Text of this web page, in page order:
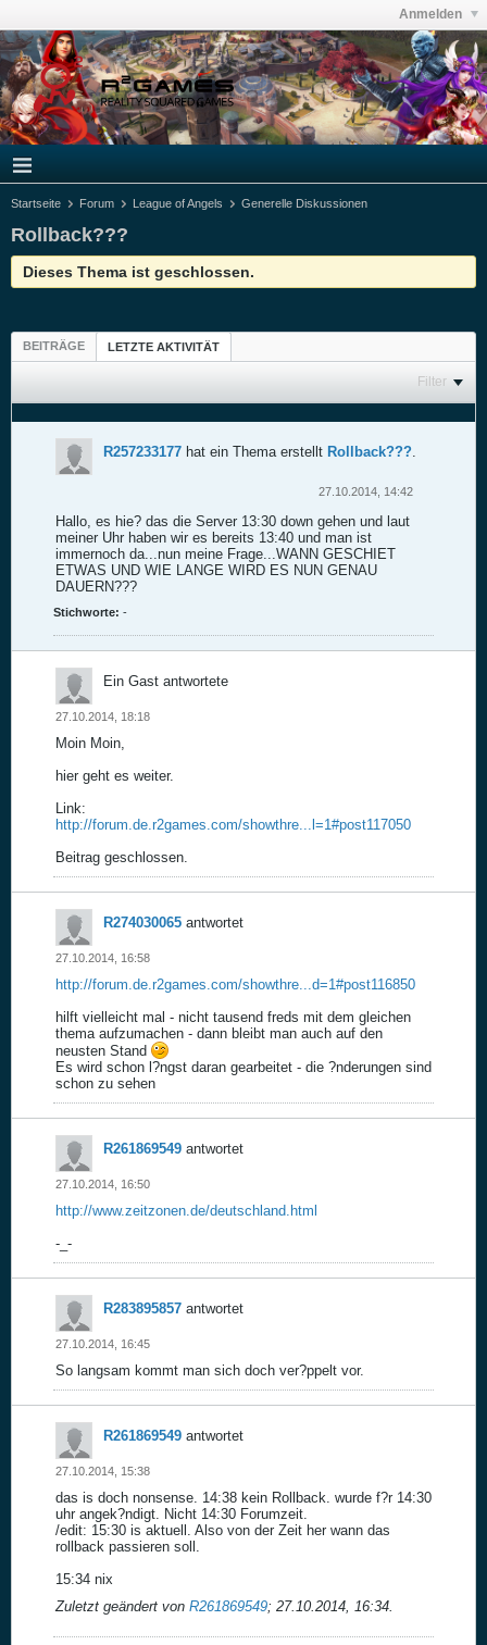
Anmelden
Startseite Forum League of Angels Generelle Diskussionen
Rollback???
Dieses Thema ist geschlossen.
BEITRÄGE LETZTE AKTIVITÄT
Filter
R257233177 hat ein Thema erstellt Rollback???.
27.10.2014, 14:42
Hallo, es hie? das die Server 13:30 down gehen und laut
meiner Uhr haben wir es bereits 13:40 und man ist
immernoch da...nun meine Frage...WANN GESCHIET
ETWAS UND WIE LANGE WIRD ES NUN GENAU
DAUERN???
Stichworte: -
Ein Gast antwortete
27.10.2014, 18:18
Moin Moin,
hier geht es weiter.
Link:
http://forum.de.r2games.com/showthre...l=1#post117050
Beitrag geschlossen.
R274030065 antwortet
27.10.2014, 16:58
http://forum.de.r2games.com/showthre...d=1#post116850
hilft vielleicht mal - nicht tausend freds mit dem gleichen
thema aufzumachen - dann bleibt man auch auf den
neusten Stand
Es wird schon l?ngst daran gearbeitet - die ?nderungen sind
schon zu sehen
R261869549 antwortet
27.10.2014, 16:50
http://www.zeitzonen.de/deutschland.html
-_-
R283895857 antwortet
27.10.2014, 16:45
So langsam kommt man sich doch ver?ppelt vor.
R261869549 antwortet
27.10.2014, 15:38
das is doch nonsense. 14:38 kein Rollback. wurde f?r 14:30
uhr angek?ndigt. Nicht 14:30 Forumzeit.
/edit: 15:30 is aktuell. Also von der Zeit her wann das
rollback passieren soll.
15:34 nix
Zuletzt geändert von R261869549; 27.10.2014, 16:34.